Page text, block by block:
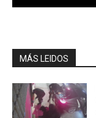
MÁS LEIDOS